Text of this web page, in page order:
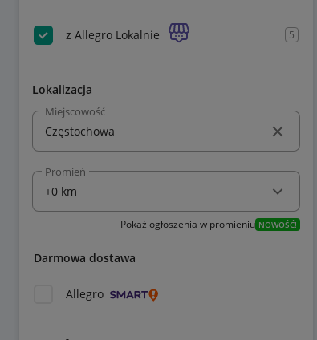
z Allegro Lokalnie 5
Lokalizacja
Miejscowość
Promień
Pokaż ogłoszenia w promieniu NOWOŚĆ!
Darmowa dostawa
Allegro